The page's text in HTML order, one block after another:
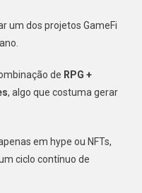
um dos projetos GameFi
de RPG +
, algo que costuma gerar
em hype ou NFTs,
ciclo contínuo de